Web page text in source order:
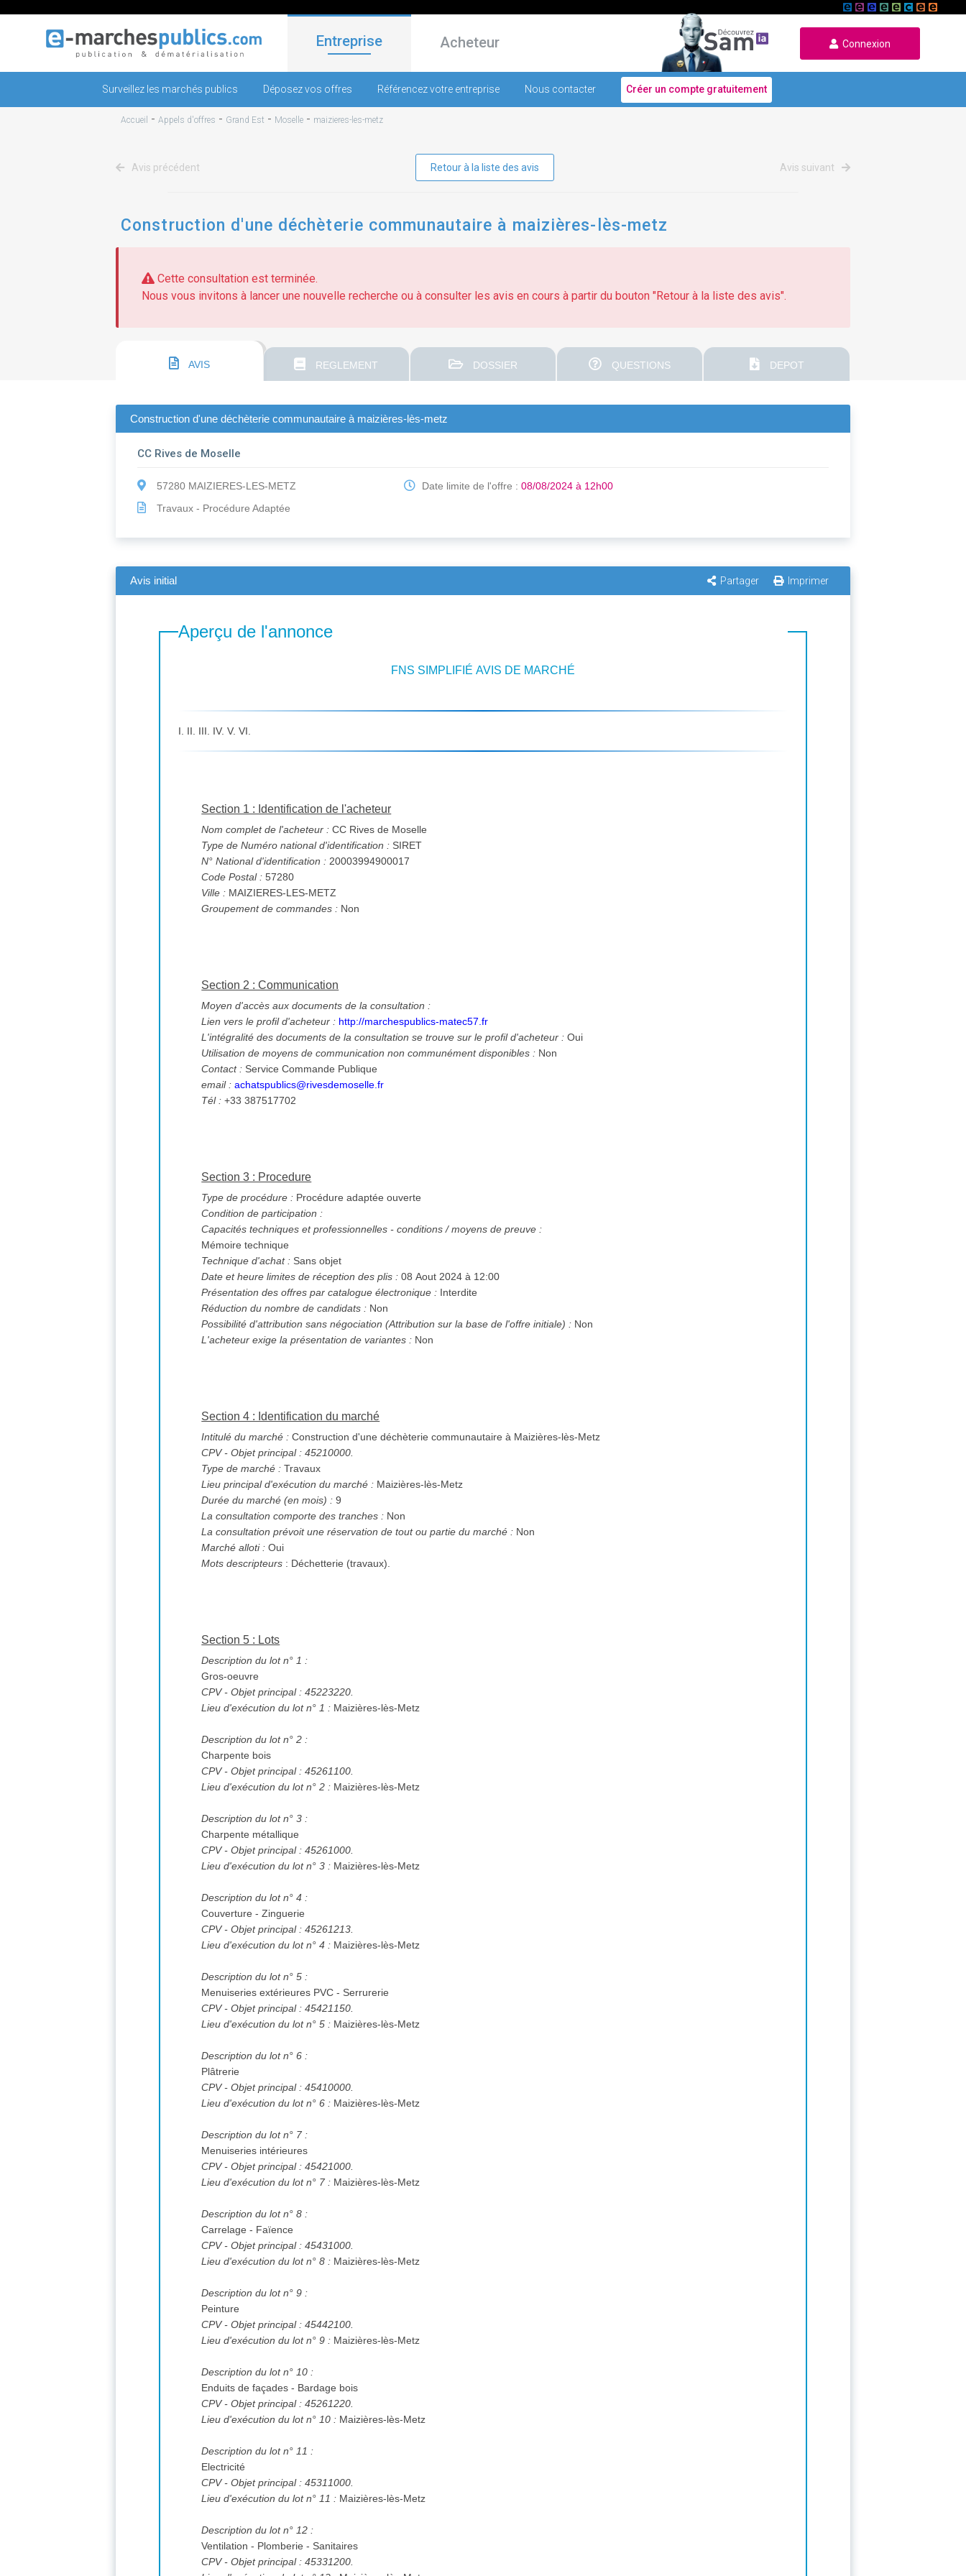
Entreprise Acheteur Connexion
Surveillez les marchés publics Déposez vos offres Référencez votre entreprise Nous contacter Créer un compte gratuitement
Accueil - Appels d'offres - Grand Est - Moselle - maizieres-les-metz
Avis précédent Retour à la liste des avis Avis suivant
Construction d'une déchèterie communautaire à maizières-lès-metz
Cette consultation est terminée.
Nous vous invitons à lancer une nouvelle recherche ou à consulter les avis en cours à partir du bouton "Retour à la liste des avis".
AVIS REGLEMENT DOSSIER QUESTIONS DEPOT
Construction d'une déchèterie communautaire à maizières-lès-metz
CC Rives de Moselle
57280 MAIZIERES-LES-METZ
Travaux - Procédure Adaptée
Date limite de l'offre :08/08/2024 à 12h00
Avis initial Partager Imprimer
Aperçu de l'annonce
FNS SIMPLIFIÉ AVIS DE MARCHÉ
I. II. III. IV. V. VI.
Section 1 : Identification de l'acheteur
Nom complet de l'acheteur : CC Rives de Moselle
Type de Numéro national d'identification : SIRET
N° National d'identification : 20003994900017
Code Postal : 57280
Ville : MAIZIERES-LES-METZ
Groupement de commandes : Non
Section 2 : Communication
Moyen d'accès aux documents de la consultation :
Lien vers le profil d'acheteur : http://marchespublics-matec57.fr
L'intégralité des documents de la consultation se trouve sur le profil d'acheteur : Oui
Utilisation de moyens de communication non communément disponibles : Non
Contact : Service Commande Publique
email : achatspublics@rivesdemoselle.fr
Tél : +33 387517702
Section 3 : Procedure
Type de procédure : Procédure adaptée ouverte
Condition de participation :
Capacités techniques et professionnelles - conditions / moyens de preuve :
Mémoire technique
Technique d'achat : Sans objet
Date et heure limites de réception des plis : 08 Aout 2024 à 12:00
Présentation des offres par catalogue électronique : Interdite
Réduction du nombre de candidats : Non
Possibilité d'attribution sans négociation (Attribution sur la base de l'offre initiale) : Non
L'acheteur exige la présentation de variantes : Non
Section 4 : Identification du marché
Intitulé du marché : Construction d'une déchèterie communautaire à Maizières-lès-Metz
CPV- Objet principal : 45210000.
Type de marché : Travaux
Lieu principal d'exécution du marché : Maizières-lès-Metz
Durée du marché (en mois) : 9
La consultation comporte des tranches : Non
La consultation prévoit une réservation de tout ou partie du marché : Non
Marché alloti : Oui
Mots descripteurs : Déchetterie (travaux).
Section 5 : Lots
Description du lot n° 1 :
Gros-oeuvre
CPV- Objet principal : 45223220.
Lieu d'exécution du lot n° 1 : Maizières-lès-Metz
Description du lot n° 2 :
Charpente bois
CPV- Objet principal : 45261100.
Lieu d'exécution du lot n° 2 : Maizières-lès-Metz
Description du lot n° 3 :
Charpente métallique
CPV- Objet principal : 45261000.
Lieu d'exécution du lot n° 3 : Maizières-lès-Metz
Description du lot n° 4 :
Couverture - Zinguerie
CPV- Objet principal : 45261213.
Lieu d'exécution du lot n° 4 : Maizières-lès-Metz
Description du lot n° 5 :
Menuiseries extérieures PVC - Serrurerie
CPV- Objet principal : 45421150.
Lieu d'exécution du lot n° 5 : Maizières-lès-Metz
Description du lot n° 6 :
Plâtrerie
CPV- Objet principal : 45410000.
Lieu d'exécution du lot n° 6 : Maizières-lès-Metz
Description du lot n° 7 :
Menuiseries intérieures
CPV- Objet principal : 45421000.
Lieu d'exécution du lot n° 7 : Maizières-lès-Metz
Description du lot n° 8 :
Carrelage - Faïence
CPV- Objet principal : 45431000.
Lieu d'exécution du lot n° 8 : Maizières-lès-Metz
Description du lot n° 9 :
Peinture
CPV- Objet principal : 45442100.
Lieu d'exécution du lot n° 9 : Maizières-lès-Metz
Description du lot n° 10 :
Enduits de façades - Bardage bois
CPV- Objet principal : 45261220.
Lieu d'exécution du lot n° 10 : Maizières-lès-Metz
Description du lot n° 11 :
Electricité
CPV- Objet principal : 45311000.
Lieu d'exécution du lot n° 11 : Maizières-lès-Metz
Description du lot n° 12 :
Ventilation - Plomberie - Sanitaires
CPV- Objet principal : 45331200.